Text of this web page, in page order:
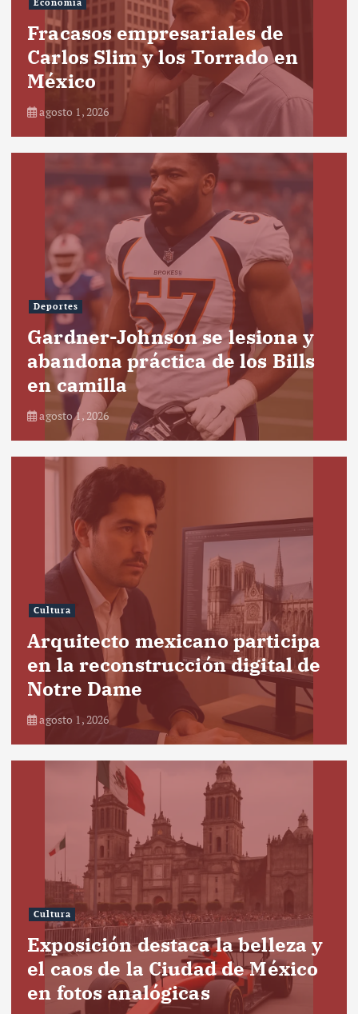
Economía
Fracasos empresariales de
Carlos Slim y los Torrado en
México
agosto 1, 2026
Deportes
Gardner-Johnson se lesiona y
abandona práctica de los Bills
en camilla
agosto 1, 2026
Cultura
Arquitecto mexicano participa
en la reconstrucción digital de
Notre Dame
agosto 1, 2026
Cultura
Exposición destaca la belleza y
el caos de la Ciudad de México
en fotos analógicas